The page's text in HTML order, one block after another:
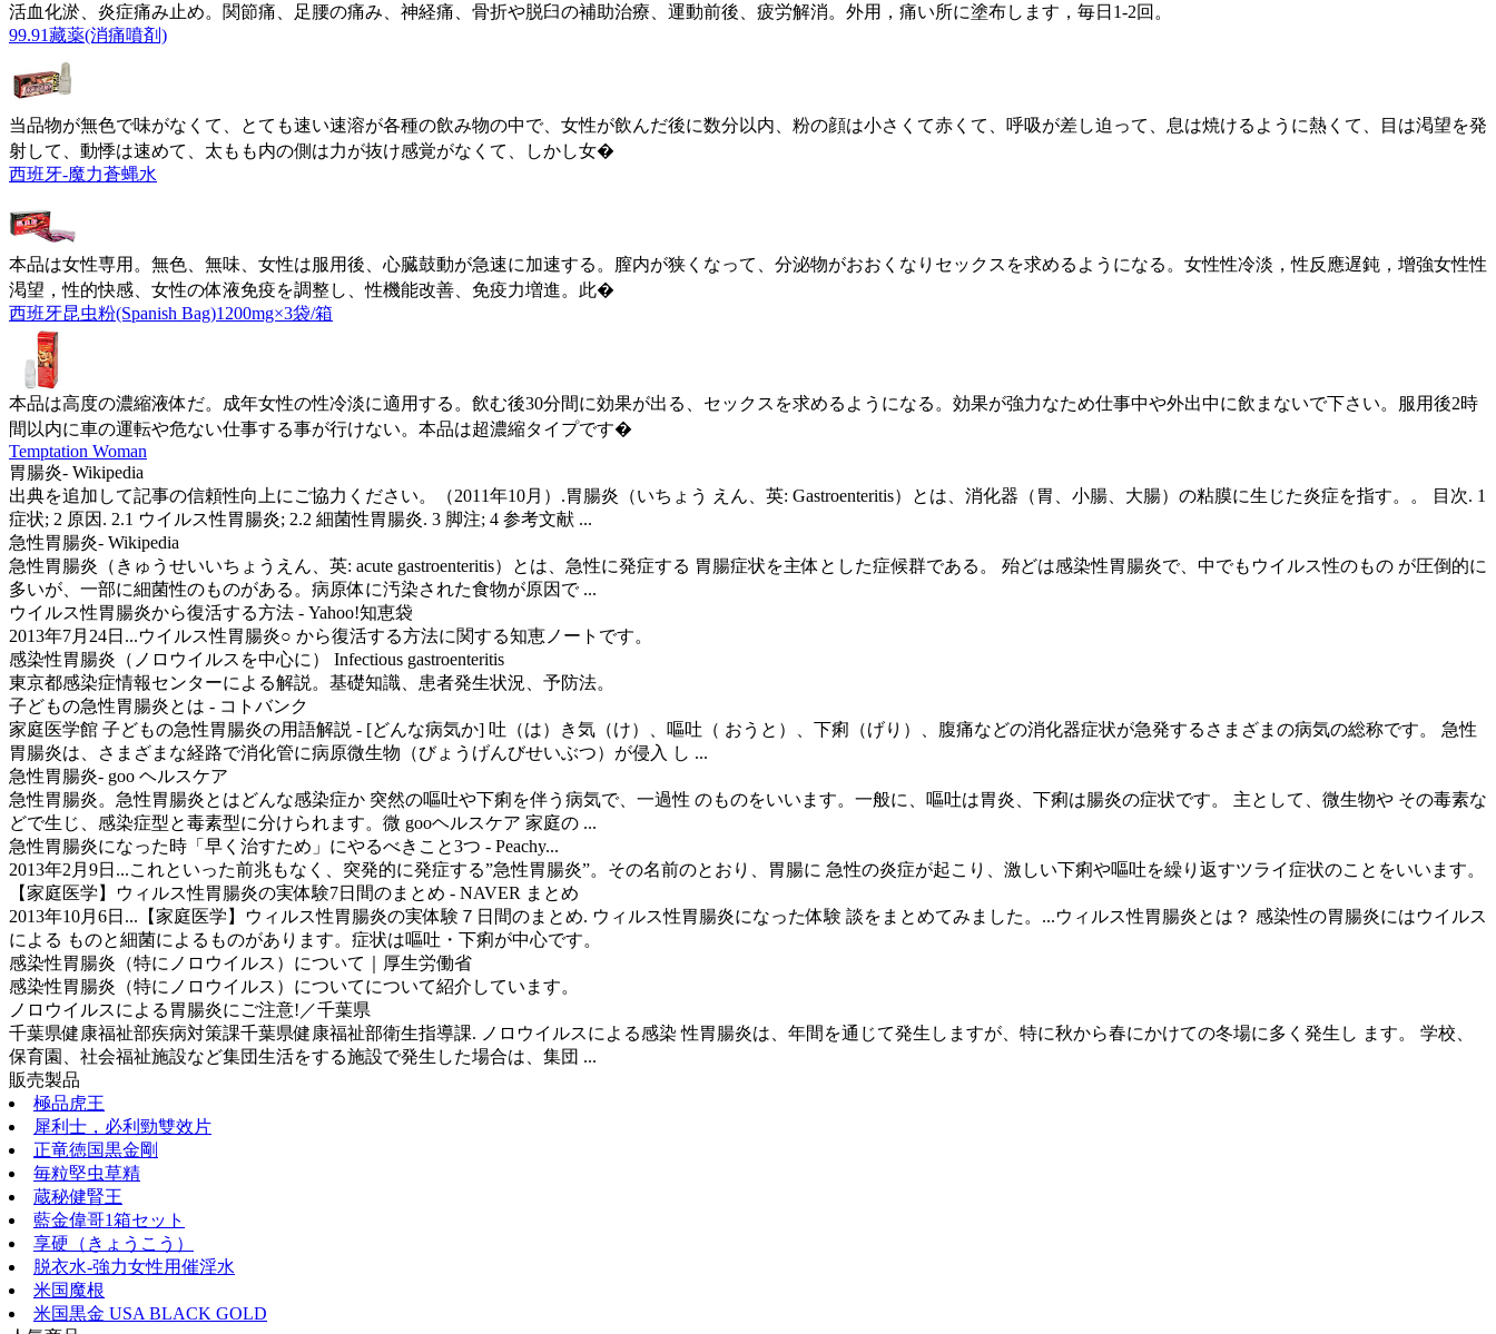
活血化淤、炎症痛み止め。関節痛、足腰の痛み、神経痛、骨折や脱臼の補助治療、運動前後、疲労解消。外用，痛い所に塗布します，毎日1-2回。
99.91藏薬(消痛噴剤)
当品物が無色で味がなくて、とても速い速溶が各種の飲み物の中で、女性が飲んだ後に数分以内、粉の顔は小さくて赤くて、呼吸が差し迫って、息は焼けるように熱くて、目は渇望を発
射して、動悸は速めて、太もも内の側は力が抜け感覚がなくて、しかし女�
西班牙-魔力蒼蝿水
本品は女性専用。無色、無味、女性は服用後、心臓鼓動が急速に加速する。膣内が狭くなって、分泌物がおおくなりセックスを求めるようになる。女性性冷淡，性反應遅鈍，增強女性性
渇望，性的快感、女性の体液免疫を調整し、性機能改善、免疫力増進。此�
西班牙昆虫粉(Spanish Bag)1200mg×3袋/箱
本品は高度の濃縮液体だ。成年女性の性冷淡に適用する。飲む後30分間に効果が出る、セックスを求めるようになる。効果が強力なため仕事中や外出中に飲まないで下さい。服用後2時
間以内に車の運転や危ない仕事する事が行けない。本品は超濃縮タイプです�
Temptation Woman
胃腸炎- Wikipedia
出典を追加して記事の信頼性向上にご協力ください。（2011年10月）.胃腸炎（いちょう えん、英: Gastroenteritis）とは、消化器（胃、小腸、大腸）の粘膜に生じた炎症を指す。。 目次. 1
症状; 2 原因. 2.1 ウイルス性胃腸炎; 2.2 細菌性胃腸炎. 3 脚注; 4 参考文献 ...
急性胃腸炎- Wikipedia
急性胃腸炎（きゅうせいいちょうえん、英: acute gastroenteritis）とは、急性に発症する 胃腸症状を主体とした症候群である。 殆どは感染性胃腸炎で、中でもウイルス性のもの が圧倒的に
多いが、一部に細菌性のものがある。病原体に汚染された食物が原因で ...
ウイルス性胃腸炎から復活する方法 - Yahoo!知恵袋
2013年7月24日...ウイルス性胃腸炎○ から復活する方法に関する知恵ノートです。
感染性胃腸炎（ノロウイルスを中心に） Infectious gastroenteritis
東京都感染症情報センターによる解説。基礎知識、患者発生状況、予防法。
子どもの急性胃腸炎とは - コトバンク
家庭医学館 子どもの急性胃腸炎の用語解説 - [どんな病気か] 吐（は）き気（け）、嘔吐（ おうと）、下痢（げり）、腹痛などの消化器症状が急発するさまざまの病気の総称です。 急性
胃腸炎は、さまざまな経路で消化管に病原微生物（びょうげんびせいぶつ）が侵入 し ...
急性胃腸炎- goo ヘルスケア
急性胃腸炎。急性胃腸炎とはどんな感染症か 突然の嘔吐や下痢を伴う病気で、一過性 のものをいいます。一般に、嘔吐は胃炎、下痢は腸炎の症状です。 主として、微生物や その毒素な
どで生じ、感染症型と毒素型に分けられます。微 gooヘルスケア 家庭の ...
急性胃腸炎になった時「早く治すため」にやるべきこと3つ - Peachy...
2013年2月9日...これといった前兆もなく、突発的に発症する”急性胃腸炎”。その名前のとおり、胃腸に 急性の炎症が起こり、激しい下痢や嘔吐を繰り返すツライ症状のことをいいます。
【家庭医学】ウィルス性胃腸炎の実体験7日間のまとめ - NAVER まとめ
2013年10月6日...【家庭医学】ウィルス性胃腸炎の実体験７日間のまとめ. ウィルス性胃腸炎になった体験 談をまとめてみました。...ウィルス性胃腸炎とは？ 感染性の胃腸炎にはウイルス
による ものと細菌によるものがあります。症状は嘔吐・下痢が中心です。
感染性胃腸炎（特にノロウイルス）について｜厚生労働省
感染性胃腸炎（特にノロウイルス）についてについて紹介しています。
ノロウイルスによる胃腸炎にご注意!／千葉県
千葉県健康福祉部疾病対策課千葉県健康福祉部衛生指導課. ノロウイルスによる感染 性胃腸炎は、年間を通じて発生しますが、特に秋から春にかけての冬場に多く発生し ます。 学校、
保育園、社会福祉施設など集団生活をする施設で発生した場合は、集団 ...
販売製品
極品虎王
犀利士，必利勁雙效片
正竜徳国黒金剛
毎粒堅虫草精
蔵秘健腎王
藍金偉哥1箱セット
享硬（きょうこう）
脱衣水-強力女性用催淫水
米国魔根
米国黒金 USA BLACK GOLD